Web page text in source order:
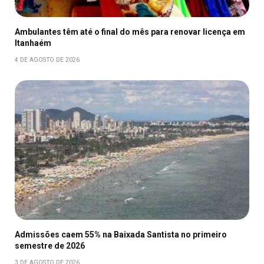
Ambulantes têm até o final do mês para renovar licença em
Itanhaém
4 DE AGOSTO DE 2026
Admissões caem 55% na Baixada Santista no primeiro
semestre de 2026
3 DE AGOSTO DE 2026